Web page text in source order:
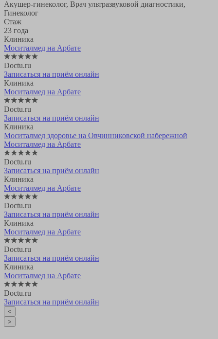
Акушер-гинеколог, Врач ультразвуковой диагностики,
Гинеколог
Стаж
23 года
Клиника
Моситалмед на Арбате
Doctu.ru
Записаться на приём онлайн
Клиника
Моситалмед на Арбате
Doctu.ru
Записаться на приём онлайн
Клиника
Моситалмед здоровье на Овчинниковской набережной
Моситалмед на Арбате
Doctu.ru
Записаться на приём онлайн
Клиника
Моситалмед на Арбате
Doctu.ru
Записаться на приём онлайн
Клиника
Моситалмед на Арбате
Doctu.ru
Записаться на приём онлайн
Клиника
Моситалмед на Арбате
Doctu.ru
Записаться на приём онлайн
<
>